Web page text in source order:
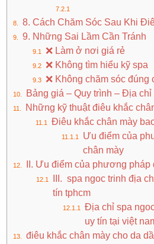
8. Cách Chăm Sóc Sau Khi
9. Những Sai Lầm Cần Tránh
❌ Làm ở nơi giá rẻ
❌ Không tìm hiểu kỹ spa
❌ Không chăm sóc đúng
Bảng giá – Quy trình – Địa chỉ
Những kỹ thuật điêu khắc
Điêu khắc chân mày
Ưu điểm của
chân mày
II. Ưu điểm của phương
III. spa ngoc trinh địa
tín tphcm
Địa chỉ spa
uy tín tại việt
điêu khắc chân mày cho da